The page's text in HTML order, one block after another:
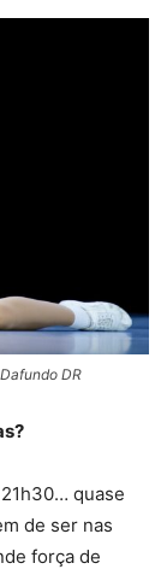
DR
quase
de ser nas
força de